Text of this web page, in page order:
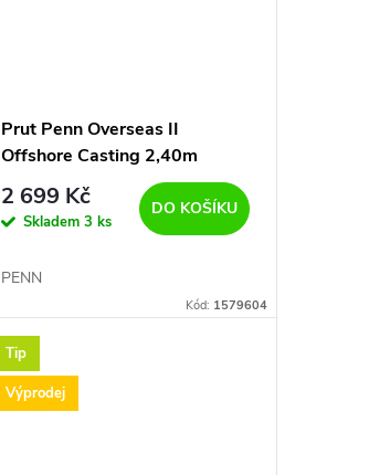
Prut Penn Overseas II
Offshore Casting 2,40m
150g-CESTOVNÍ - 4 DÍLY
2 699 Kč
Skladem 3 ks
DO KOŠÍKU
PENN
Kód: 1579604
Tip
Výprodej